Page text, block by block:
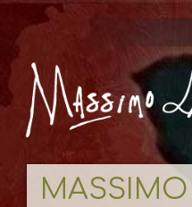
MASSIMO